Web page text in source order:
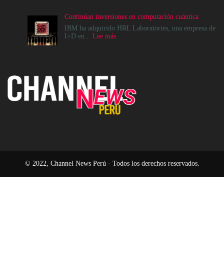
realmente
pueda
sostener
gráficas
RDNA
5
avanzada
desarrollo
Continúan inversiones en computación cuántica
IBM ha adquirido HRL Laboratories, una empresa de
I+D en... Lee más:
© 2022, Channel News Perú - Todos los derechos reservados.